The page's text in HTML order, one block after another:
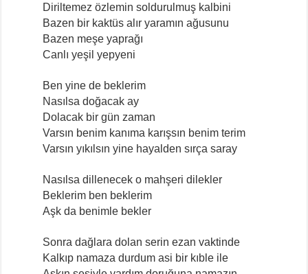
Diriltemez özlemin soldurulmuş kalbini
Bazen bir kaktüs alır yaramın ağusunu
Bazen meşe yaprağı
Canlı yeşil yepyeni
Ben yine de beklerim
Nasılsa doğacak ay
Dolacak bir gün zaman
Varsın benim kanıma karışsın benim terim
Varsın yıkılsın yine hayalden sırça saray
Nasılsa dillenecek o mahşeri dilekler
Beklerim ben beklerim
Aşk da benimle bekler
Sonra dağlara dolan serin ezan vaktinde
Kalkıp namaza durdum asi bir kıble ile